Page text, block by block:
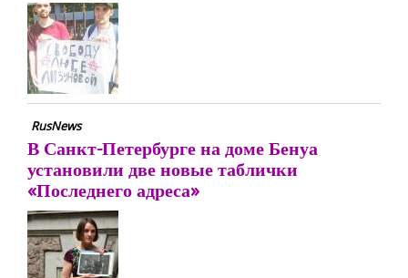
RusNews
В Санкт-Петербурге на доме Бенуа
установили две новые таблички
«Последнего адреса»